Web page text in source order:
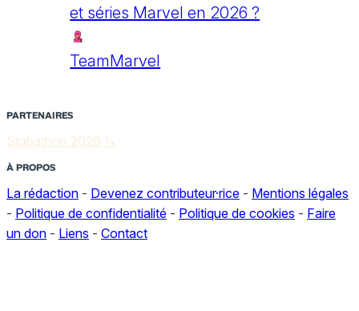
et séries Marvel en 2026 ?
TeamMarvel
PARTENAIRES
Stabathon 2026 🔪
À PROPOS
La rédaction - Devenez contributeur·rice - Mentions légales
- Politique de confidentialité - Politique de cookies - Faire
un don - Liens - Contact